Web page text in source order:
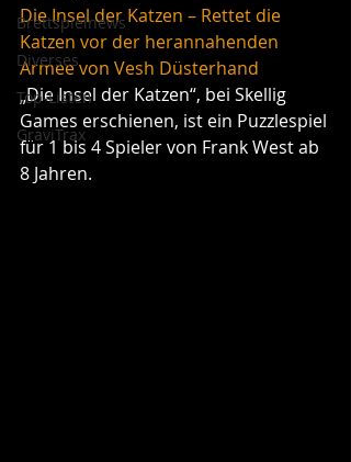
Brettspielnews
Diverses
Top-Listen
GraviTrax
Die Insel der Katzen – Rettet die
Katzen vor der herannahenden
Armee von Vesh Düsterhand
„Die Insel der Katzen“, bei Skellig
Games erschienen, ist ein Puzzlespiel
für 1 bis 4 Spieler von Frank West ab
8 Jahren.